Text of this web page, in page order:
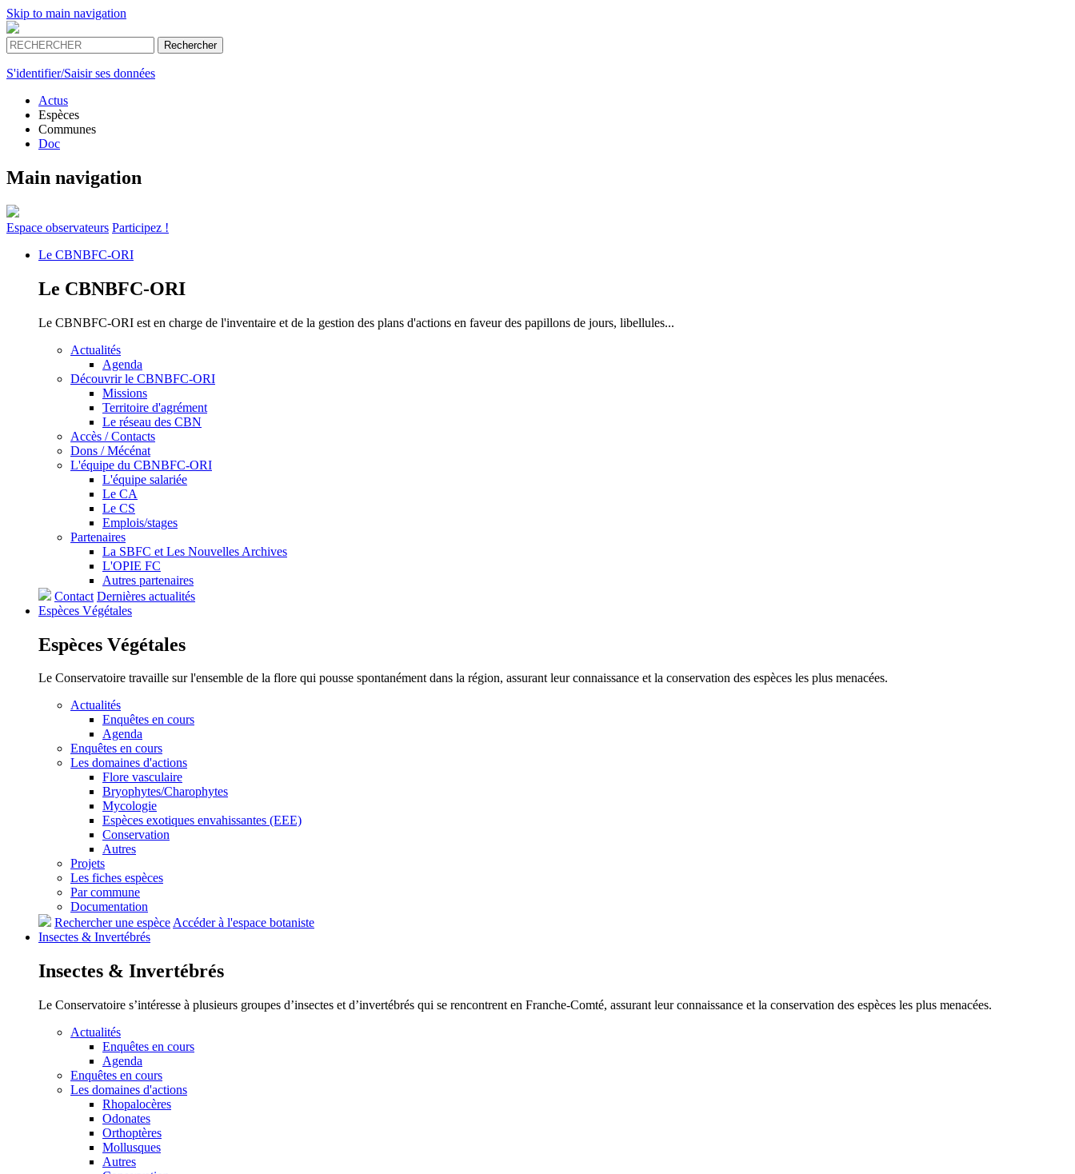
Skip to main navigation
S'identifier/Saisir ses données
Actus
Espèces
Communes
Doc
Main navigation
Espace observateurs Participez !
Le CBNBFC-ORI
Le CBNBFC-ORI
Le CBNBFC-ORI est en charge de l'inventaire et de la gestion des plans d'actions en faveur des papillons de jours, libellules...
Actualités
Agenda
Découvrir le CBNBFC-ORI
Missions
Territoire d'agrément
Le réseau des CBN
Accès / Contacts
Dons / Mécénat
L'équipe du CBNBFC-ORI
L'équipe salariée
Le CA
Le CS
Emplois/stages
Partenaires
La SBFC et Les Nouvelles Archives
L'OPIE FC
Autres partenaires
Contact Dernières actualités
Espèces Végétales
Espèces Végétales
Le Conservatoire travaille sur l'ensemble de la flore qui pousse spontanément dans la région, assurant leur connaissance et la conservation des espèces les plus menacées.
Actualités
Enquêtes en cours
Agenda
Enquêtes en cours
Les domaines d'actions
Flore vasculaire
Bryophytes/Charophytes
Mycologie
Espèces exotiques envahissantes (EEE)
Conservation
Autres
Projets
Les fiches espèces
Par commune
Documentation
Rechercher une espèceAccéder à l'espace botaniste
Insectes & Invertébrés
Insectes & Invertébrés
Le Conservatoire s’intéresse à plusieurs groupes d’insectes et d’invertébrés qui se rencontrent en Franche-Comté, assurant leur connaissance et la conservation des espèces les plus menacées.
Actualités
Enquêtes en cours
Agenda
Enquêtes en cours
Les domaines d'actions
Rhopalocères
Odonates
Orthoptères
Mollusques
Autres